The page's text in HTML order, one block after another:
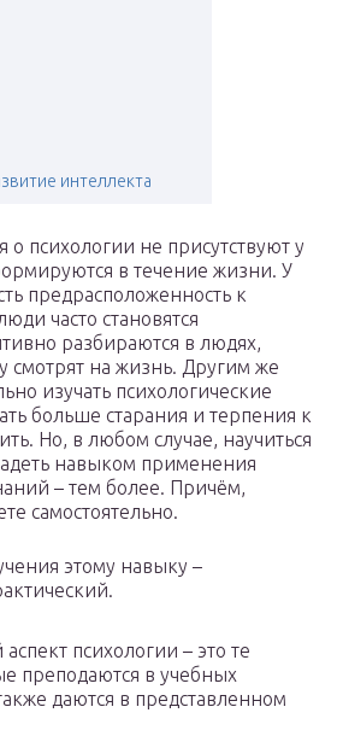
интеллекта
о психологии не присутствуют у
в течение жизни. У
предрасположенность к
часто становятся
разбираются в людях,
смотрят на жизнь. Другим же
изучать психологические
больше старания и терпения к
Но, в любом случае, научиться
навыком применения
– тем более. Причём,
самостоятельно.
этому навыку –
психологии – это те
преподаются в учебных
даются в представленном